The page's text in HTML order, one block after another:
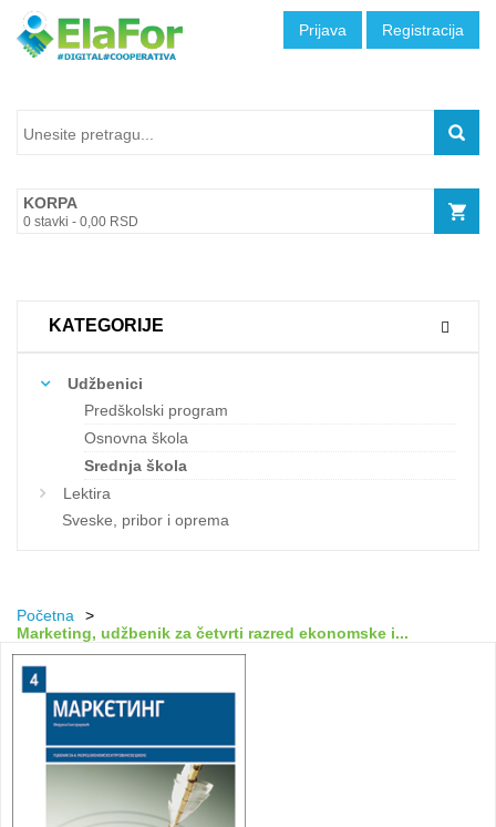
Prijava Registracija
KORPA
0 stavki - 0,00 RSD
KATEGORIJE
Udžbenici
Predškolski program
Osnovna škola
Srednja škola
Lektira
Sveske, pribor i oprema
Početna
>
Markеting, udžbеnik za čеtvrti razrеd еkоnоmskе i...